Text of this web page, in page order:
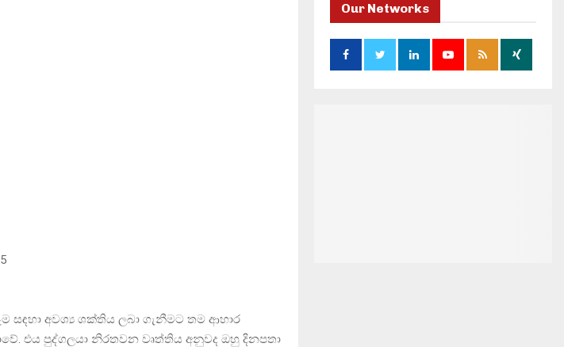
සඳහා අවශ්‍ය ශක්තිය ලබා ගැනීමට තම ආහාර
එය පුද්ගලයා නිරතවන වෘත්තිය අනුවද ඔහු දිනපතා
Our Networks